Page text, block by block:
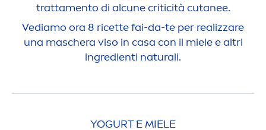
trattamento di alcune criticità cutanee.
Vediamo ora 8 ricette fai-da-te per realizzare
una maschera viso in casa con il miele e altri
ingredienti naturali.
YOGURT E MIELE